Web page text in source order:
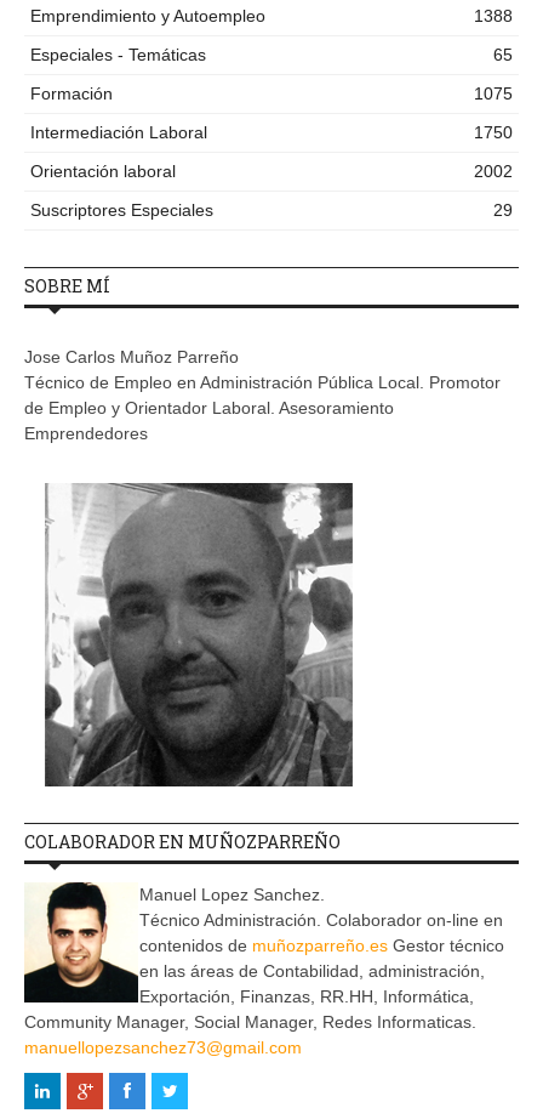
Emprendimiento y Autoempleo
1388
Especiales - Temáticas
65
Formación
1075
Intermediación Laboral
1750
Orientación laboral
2002
Suscriptores Especiales
29
SOBRE MÍ
Jose Carlos Muñoz Parreño
Técnico de Empleo en Administración Pública Local. Promotor
de Empleo y Orientador Laboral. Asesoramiento
Emprendedores
COLABORADOR EN MUÑOZPARREÑO
Manuel Lopez Sanchez.
Técnico Administración. Colaborador on-line en
contenidos de muñozparreño.es Gestor técnico
en las áreas de Contabilidad, administración,
Exportación, Finanzas, RR.HH, Informática,
Community Manager, Social Manager, Redes Informaticas.
manuellopezsanchez73@gmail.com